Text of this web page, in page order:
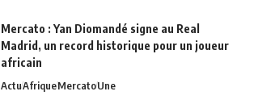
Mercato : Yan Diomandé signe au Real
Madrid, un record historique pour un joueur
africain
ActuAfriqueMercatoUne